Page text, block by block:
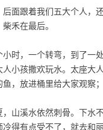
面跟着我们五大个人，
禾在最后。
时，一个转弯，到了一
人小孩撒欢玩水。太座大
，放进桶里给大家观察
，山溪水依然刺骨。下水
得有点受不了，就去和